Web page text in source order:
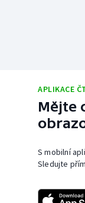
APLIKACE
Mějte
S mobilní
Sledujte